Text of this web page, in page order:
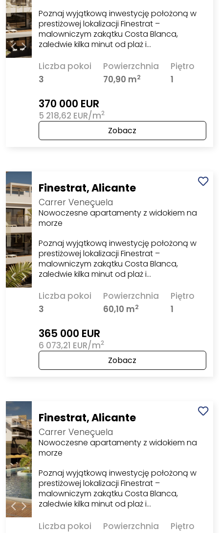
Poznaj wyjątkową inwestycję położoną w
prestiżowej lokalizacji Finestrat –
malowniczym zakątku Costa Blanca,
zaledwie kilka minut od plaż i…
Liczba pokoi
3
Powierzchnia
70,90 m2
Piętro
1
370 000 EUR
5 218,62 EUR/m2
Zobacz
Finestrat, Alicante
Carrer Veneçuela
Nowoczesne apartamenty z widokiem na
morze
Poznaj wyjątkową inwestycję położoną w
prestiżowej lokalizacji Finestrat –
malowniczym zakątku Costa Blanca,
zaledwie kilka minut od plaż i…
Liczba pokoi
3
Powierzchnia
60,10 m2
Piętro
1
365 000 EUR
6 073,21 EUR/m2
Zobacz
Finestrat, Alicante
Carrer Veneçuela
Nowoczesne apartamenty z widokiem na
morze
Poznaj wyjątkową inwestycję położoną w
prestiżowej lokalizacji Finestrat –
malowniczym zakątku Costa Blanca,
zaledwie kilka minut od plaż i…
Liczba pokoi Powierzchnia Piętro